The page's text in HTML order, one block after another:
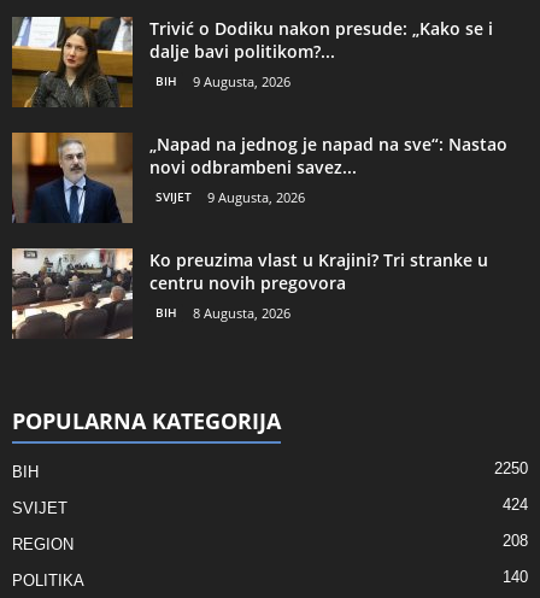
Trivić o Dodiku nakon presude: „Kako se i
dalje bavi politikom?...
BIH 9 Augusta, 2026
„Napad na jednog je napad na sve“: Nastao
novi odbrambeni savez...
SVIJET 9 Augusta, 2026
Ko preuzima vlast u Krajini? Tri stranke u
centru novih pregovora
BIH 8 Augusta, 2026
POPULARNA KATEGORIJA
BIH 2250
SVIJET 424
REGION 208
POLITIKA 140